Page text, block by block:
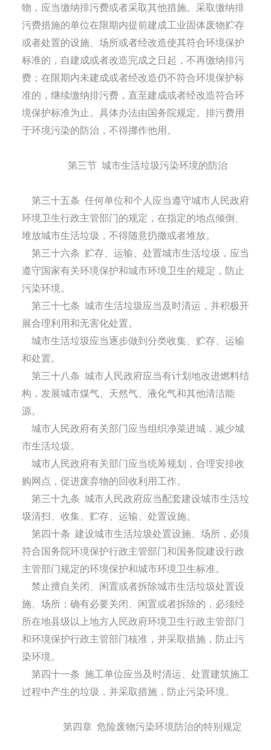
物，应当缴纳排污费或者采取其他措施。采取缴纳排
污费措施的单位在限期内提前建成工业固体废物贮存
或者处置的设施、场所或者经改造使其符合环境保护
标准的，自建成或者改造完成之日起，不再缴纳排污
费；在限期内未建成或者经改造仍不符合环境保护标
准的，继续缴纳排污费，直至建成或者经改造符合环
境保护标准为止。具体办法由国务院规定。排污费用
于环境污染的防治，不得挪作他用。
第三节 城市生活垃圾污染环境的防治
第三十五条 任何单位和个人应当遵守城市人民政府
环境卫生行政主管部门的规定，在指定的地点倾倒、
堆放城市生活垃圾，不得随意扔撒或者堆放。
第三十六条 贮存、运输、处置城市生活垃圾，应当
遵守国家有关环境保护和城市环境卫生的规定，防止
污染环境。
第三十七条 城市生活垃圾应当及时清运，并积极开
展合理利用和无害化处置。
城市生活垃圾应当逐步做到分类收集、贮存、运输
和处置。
第三十八条 城市人民政府应当有计划地改进燃料结
构，发展城市煤气、天然气、液化气和其他清洁能
源。
城市人民政府有关部门应当组织净菜进城，减少城
市生活垃圾。
城市人民政府有关部门应当统筹规划，合理安排收
购网点，促进废弃物的回收利用工作。
第三十九条 城市人民政府应当配套建设城市生活垃
圾清扫、收集、贮存、运输、处置设施。
第四十条 建设城市生活垃圾处置设施、场所，必须
符合国务院环境保护行政主管部门和国务院建设行政
主管部门规定的环境保护和城市环境卫生标准。
禁止擅自关闭、闲置或者拆除城市生活垃圾处置设
施、场所；确有必要关闭、闲置或者拆除的，必须经
所在地县级以上地方人民政府环境卫生行政主管部门
和环境保护行政主管部门核准，并采取措施，防止污
染环境。
第四十一条 施工单位应当及时清运、处置建筑施工
过程中产生的垃圾，并采取措施，防止污染环境。
第四章 危险废物污染环境防治的特别规定